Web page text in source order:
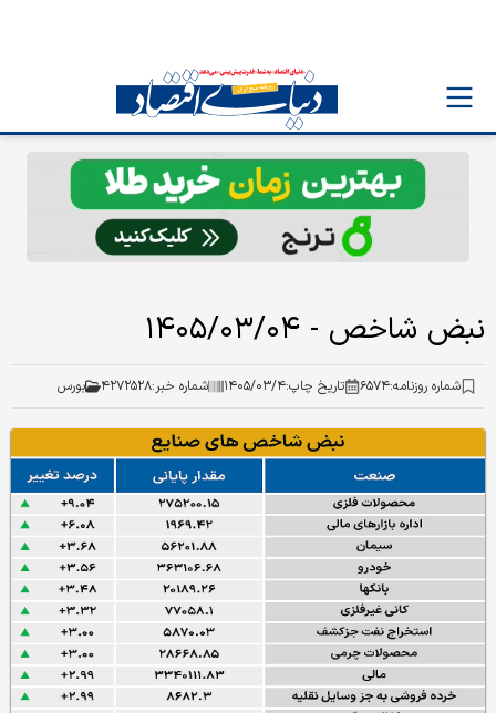
نبض شاخص - ۱۴۰۵/۰۳/۰۴
شماره روزنامه:۶۵۷۴ تاریخ چاپ:۱۴۰۵/۰۳/۴ شماره خبر:۴۲۷۲۵۲۸ بورس